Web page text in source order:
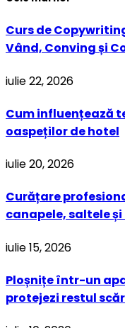
Curs de
Vând, Conving și
iulie 22, 2026
Cum influențează
oaspeților de hotel
iulie 20, 2026
Curățare
canapele, saltele
iulie 15, 2026
Ploșnițe într-un
protejezi restul